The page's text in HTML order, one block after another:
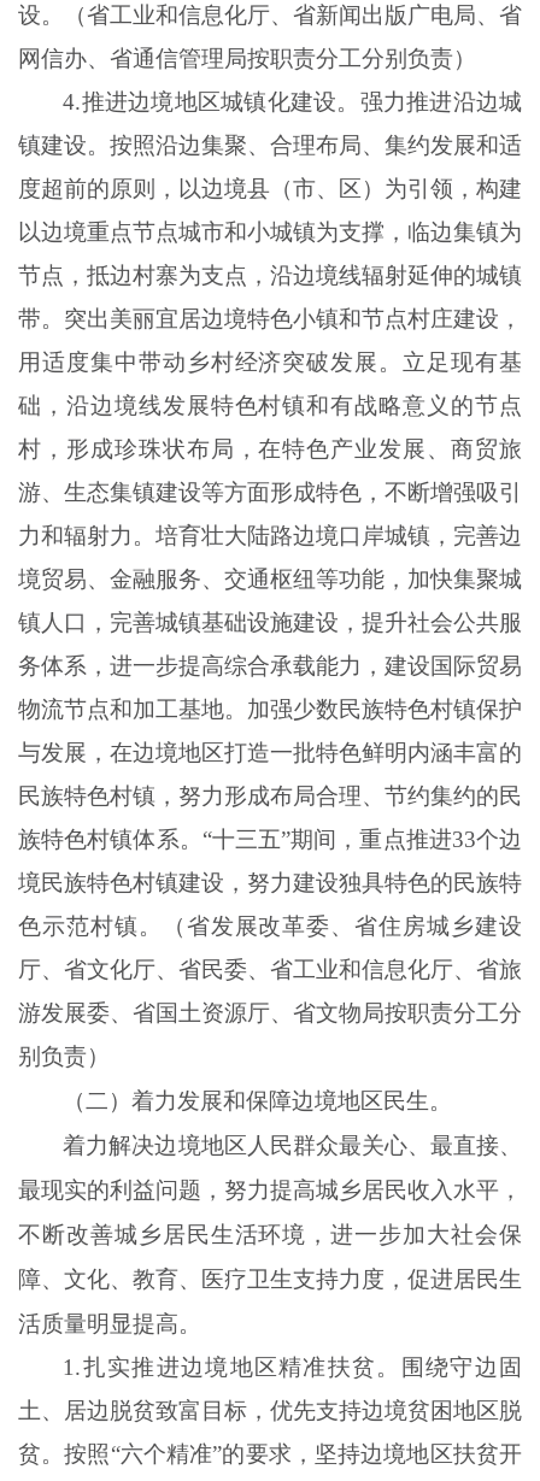
设。（省工业和信息化厅、省新闻出版广电局、省
网信办、省通信管理局按职责分工分别负责）
4.推进边境地区城镇化建设。强力推进沿边城
镇建设。按照沿边集聚、合理布局、集约发展和适
度超前的原则，以边境县（市、区）为引领，构建
以边境重点节点城市和小城镇为支撑，临边集镇为
节点，抵边村寨为支点，沿边境线辐射延伸的城镇
带。突出美丽宜居边境特色小镇和节点村庄建设，
用适度集中带动乡村经济突破发展。立足现有基
础，沿边境线发展特色村镇和有战略意义的节点
村，形成珍珠状布局，在特色产业发展、商贸旅
游、生态集镇建设等方面形成特色，不断增强吸引
力和辐射力。培育壮大陆路边境口岸城镇，完善边
境贸易、金融服务、交通枢纽等功能，加快集聚城
镇人口，完善城镇基础设施建设，提升社会公共服
务体系，进一步提高综合承载能力，建设国际贸易
物流节点和加工基地。加强少数民族特色村镇保护
与发展，在边境地区打造一批特色鲜明内涵丰富的
民族特色村镇，努力形成布局合理、节约集约的民
族特色村镇体系。 “十三五”期间，重点推进33个边
境民族特色村镇建设，努力建设独具特色的民族特
色示范村镇。（省发展改革委、省住房城乡建设
厅、省文化厅、省民委、省工业和信息化厅、省旅
游发展委、省国土资源厅、省文物局按职责分工分
别负责）
（二）着力发展和保障边境地区民生。
着力解决边境地区人民群众最关心、最直接、
最现实的利益问题，努力提高城乡居民收入水平，
不断改善城乡居民生活环境，进一步加大社会保
障、文化、教育、医疗卫生支持力度，促进居民生
活质量明显提高。
1 .扎实推进边境地区精准扶贫。围绕守边固
土、居边脱贫致富目标，优先支持边境贫困地区脱
贫。按照“六个精准”的要求，坚持边境地区扶贫开